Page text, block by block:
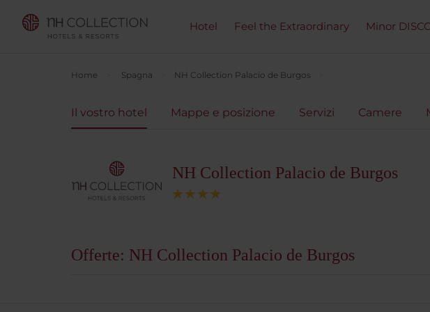
Hotel Feel the Extraordinary Minor
Home Spagna NH Collection Palacio de Burgos
Il vostro hotel Mappe e posizione Servizi Camere
NH Collection Palacio de Burgos
Offerte: NH Collection Palacio de Burgos